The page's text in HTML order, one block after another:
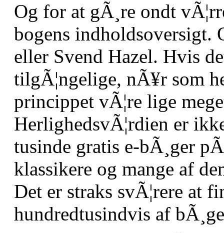
Og for at gÃ¸re ondt
bogens indholdsoversigt.
eller Svend Hazel. Hvis
tilgÃ¦ngelige, nÃ¥r som
princippet vÃ¦re lige
HerlighedsvÃ¦rdien er
tusinde gratis e-bÃ¸ger
klassikere og mange af
Det er straks svÃ¦rere at
hundredtusindvis af